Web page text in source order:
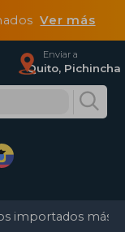
Ver más
Enviar a
Quito, Pichincha
importados más